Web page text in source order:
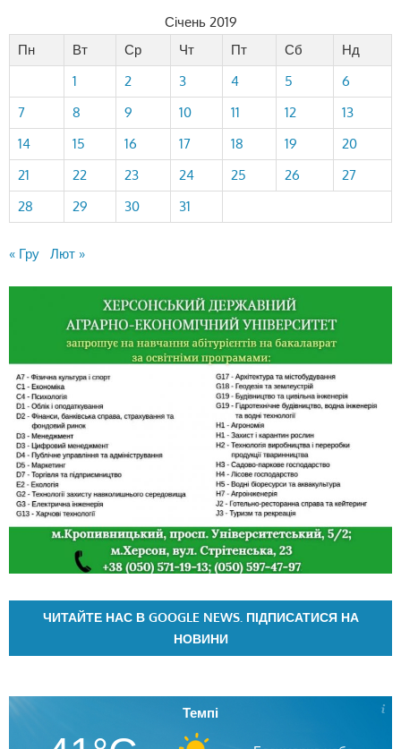
Січень 2019
Пн
Вт Ср Чт Пт Сб
Нд
1
2 3 4 5
6
7
8 9 10 11 12
13
14
15 16 17 18 19
20
21
22 23 24 25 26
27
28
29 30 31
« Гру Лют »
ЧИТАЙТЕ НАС В GOOGLE NEWS. ПІДПИСАТИСЯ НА
НОВИНИ
Темпі